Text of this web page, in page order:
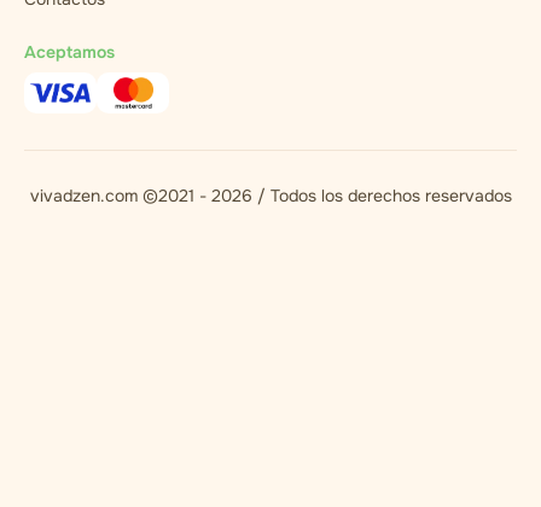
Aceptamos
vivadzen.com ©2021 - 2026 / Todos los derechos reservados